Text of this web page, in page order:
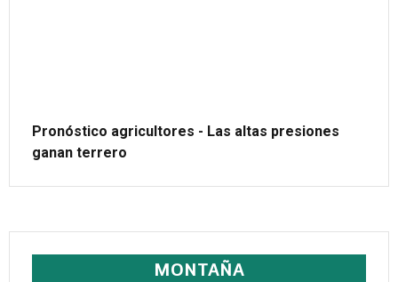
Pronóstico agricultores - Las altas presiones
ganan terrero
MONTAÑA